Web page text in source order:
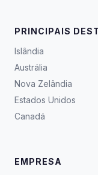
PRINCIPAIS
Islândia
Austrália
Nova Zelândia
Estados Unidos
Canadá
EMPRESA